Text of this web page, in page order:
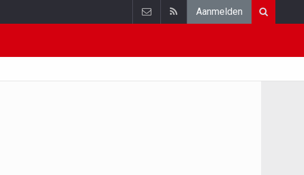
Aanmelden